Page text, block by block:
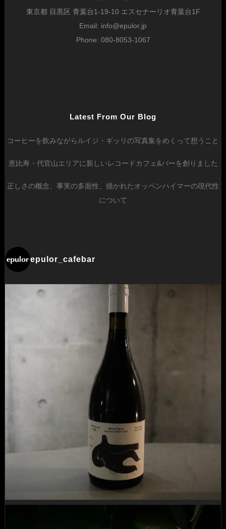
東京都 目黒区 青葉台1-19-10 エスセナーリオ青葉台1F
Email: info@epulor.jp
Phone: 080-8053-1067
Latest From Our Blog
コーヒーを飲みながらルイジ・ギッリの写真集をめくって想うこと
恵比寿・代官山エリアに新しいレコードカフェ&バーを創りました
正しさの概念、事実の多面性、描かれたオッペンハイマーの現代性
について
epulor_cafebar